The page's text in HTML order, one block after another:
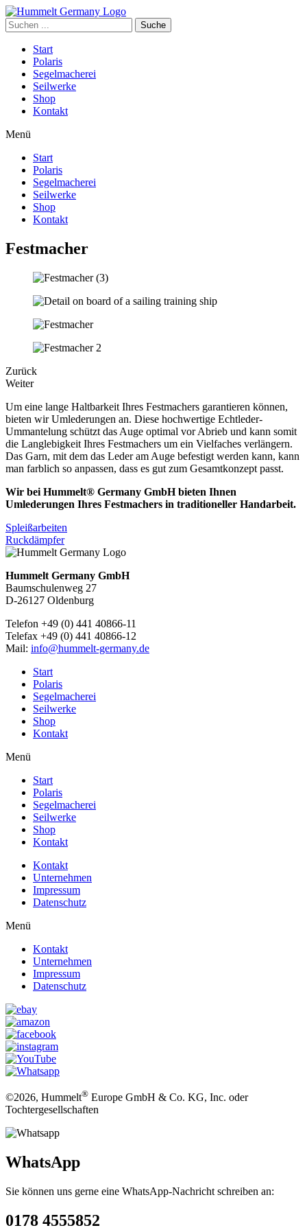
Suche
Start
Polaris
Segelmacherei
Seilwerke
Shop
Kontakt
Menü
Start
Polaris
Segelmacherei
Seilwerke
Shop
Kontakt
Festmacher
Zurück
Weiter
Um eine lange Haltbarkeit Ihres Festmachers garantieren können,
bieten wir Umlederungen an. Diese hochwertige Echtleder-
Ummantelung schützt das Auge optimal vor Abrieb und kann somit
die Langlebigkeit Ihres Festmachers um ein Vielfaches verlängern.
Das Garn, mit dem das Leder am Auge befestigt werden kann, kann
man farblich so anpassen, dass es gut zum Gesamtkonzept passt.
Wir bei Hummelt® Germany GmbH bieten Ihnen
Umlederungen Ihres Festmachers in traditioneller Handarbeit.
Spleißarbeiten
Ruckdämpfer
Hummelt Germany GmbH
Baumschulenweg 27
D-26127 Oldenburg
Telefon +49 (0) 441 40866-11
Telefax +49 (0) 441 40866-12
Mail: info@hummelt-germany.de
Start
Polaris
Segelmacherei
Seilwerke
Shop
Kontakt
Menü
Start
Polaris
Segelmacherei
Seilwerke
Shop
Kontakt
Kontakt
Unternehmen
Impressum
Datenschutz
Menü
Kontakt
Unternehmen
Impressum
Datenschutz
©2026, Hummelt® Europe GmbH & Co. KG, Inc. oder
Tochtergesellschaften
WhatsApp
Sie können uns gerne eine WhatsApp-Nachricht schreiben an:
0178 4555852